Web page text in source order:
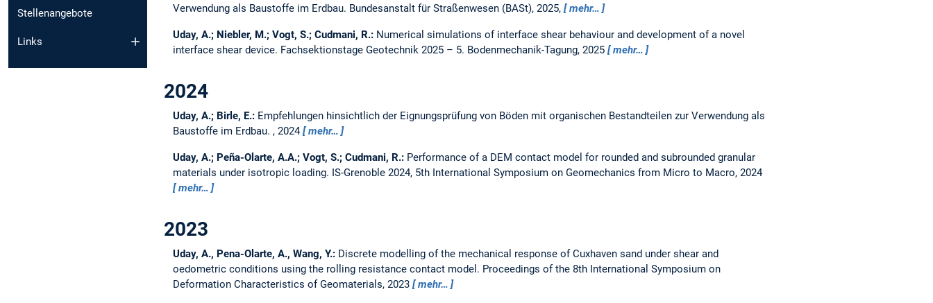
Stellenangebote
Links
Verwendung als Baustoffe im Erdbau. Bundesanstalt für Straßenwesen (BASt), 2025, mehr…
Uday, A.; Niebler, M.; Vogt, S.; Cudmani, R.: Numerical simulations of interface shear behaviour and development of a novel
interface shear device. Fachsektionstage Geotechnik 2025 – 5. Bodenmechanik-Tagung, 2025 mehr…
2024
Uday, A.; Birle, E.: Empfehlungen hinsichtlich der Eignungsprüfung von Böden mit organischen Bestandteilen zur Verwendung als
Baustoffe im Erdbau. , 2024 mehr…
Uday, A.; Peña-Olarte, A.A.; Vogt, S.; Cudmani, R.: Performance of a DEM contact model for rounded and subrounded granular
materials under isotropic loading. IS-Grenoble 2024, 5th International Symposium on Geomechanics from Micro to Macro, 2024
mehr…
2023
Uday, A., Pena-Olarte, A., Wang, Y.: Discrete modelling of the mechanical response of Cuxhaven sand under shear and
oedometric conditions using the rolling resistance contact model. Proceedings of the 8th International Symposium on
Deformation Characteristics of Geomaterials, 2023
mehr…